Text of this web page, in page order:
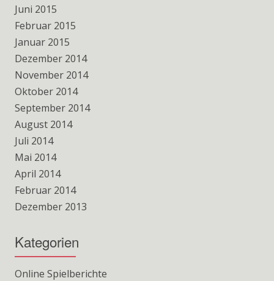
Juni 2015
Februar 2015
Januar 2015
Dezember 2014
November 2014
Oktober 2014
September 2014
August 2014
Juli 2014
Mai 2014
April 2014
Februar 2014
Dezember 2013
Kategorien
Online Spielberichte